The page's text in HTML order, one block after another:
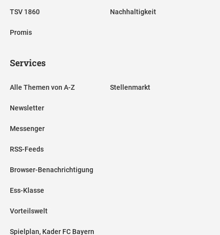
TSV 1860
Promis
Nachhaltigkeit
Services
Alle Themen von A-Z
Newsletter
Messenger
RSS-Feeds
Browser-Benachrichtigung
Ess-Klasse
Vorteilswelt
Spielplan, Kader FC Bayern
Stellenmarkt